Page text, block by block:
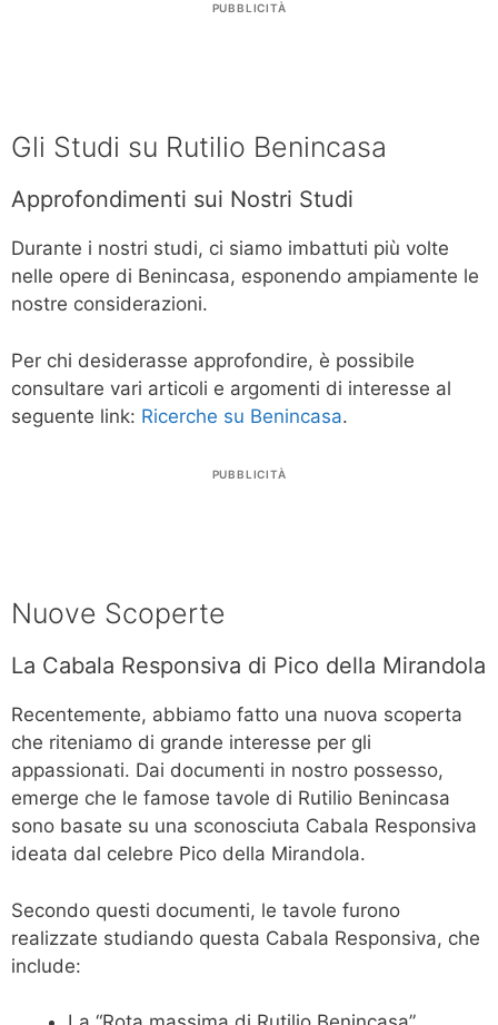
PUBBLICITÀ
Gli Studi su Rutilio Benincasa
Approfondimenti sui Nostri Studi
Durante i nostri studi, ci siamo imbattuti più volte
nelle opere di Benincasa, esponendo ampiamente le
nostre considerazioni.
Per chi desiderasse approfondire, è possibile
consultare vari articoli e argomenti di interesse al
seguente link: Ricerche su Benincasa.
PUBBLICITÀ
Nuove Scoperte
La Cabala Responsiva di Pico della Mirandola
Recentemente, abbiamo fatto una nuova scoperta
che riteniamo di grande interesse per gli
appassionati. Dai documenti in nostro possesso,
emerge che le famose tavole di Rutilio Benincasa
sono basate su una sconosciuta Cabala Responsiva
ideata dal celebre Pico della Mirandola.
Secondo questi documenti, le tavole furono
realizzate studiando questa Cabala Responsiva, che
include: